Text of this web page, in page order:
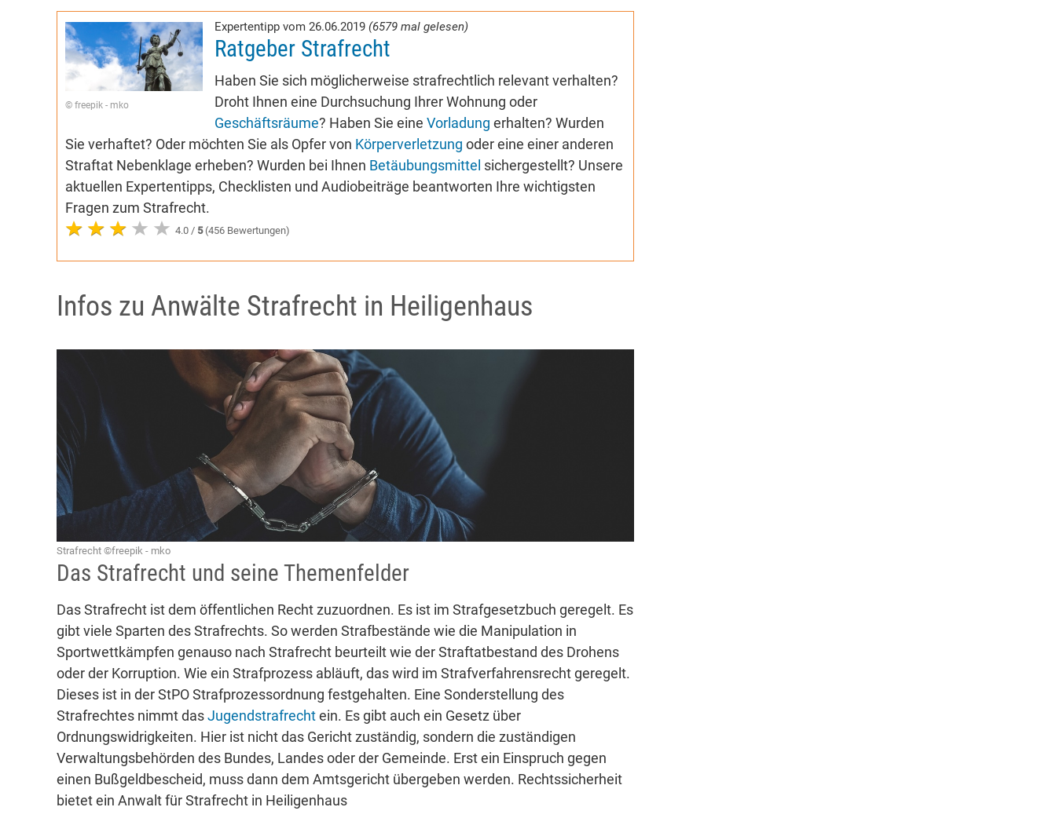
© freepik - mko
Expertentipp vom 26.06.2019 (6579 mal gelesen)
Ratgeber Strafrecht
Haben Sie sich möglicherweise strafrechtlich relevant verhalten?
Droht Ihnen eine Durchsuchung Ihrer Wohnung oder
Geschäftsräume? Haben Sie eine Vorladung erhalten? Wurden
Sie verhaftet? Oder möchten Sie als Opfer von Körperverletzung oder eine einer anderen
Straftat Nebenklage erheben? Wurden bei Ihnen Betäubungsmittel sichergestellt? Unsere
aktuellen Expertentipps, Checklisten und Audiobeiträge beantworten Ihre wichtigsten
Fragen zum Strafrecht.
4.0 / 5(456 Bewertungen)
Infos zu Anwälte Strafrecht in Heiligenhaus
Strafrecht ©freepik - mko
Das Strafrecht und seine Themenfelder
Das Strafrecht ist dem öffentlichen Recht zuzuordnen. Es ist im Strafgesetzbuch geregelt. Es
gibt viele Sparten des Strafrechts. So werden Strafbestände wie die Manipulation in
Sportwettkämpfen genauso nach Strafrecht beurteilt wie der Straftatbestand des Drohens
oder der Korruption. Wie ein Strafprozess abläuft, das wird im Strafverfahrensrecht geregelt.
Dieses ist in der StPO Strafprozessordnung festgehalten. Eine Sonderstellung des
Strafrechtes nimmt dasJugendstrafrechtein. Es gibt auch ein Gesetz über
Ordnungswidrigkeiten. Hier ist nicht das Gericht zuständig, sondern die zuständigen
Verwaltungsbehörden des Bundes, Landes oder der Gemeinde. Erst ein Einspruch gegen
einen Bußgeldbescheid, muss dann dem Amtsgericht übergeben werden. Rechtssicherheit
bietet ein Anwalt für Strafrecht in Heiligenhaus